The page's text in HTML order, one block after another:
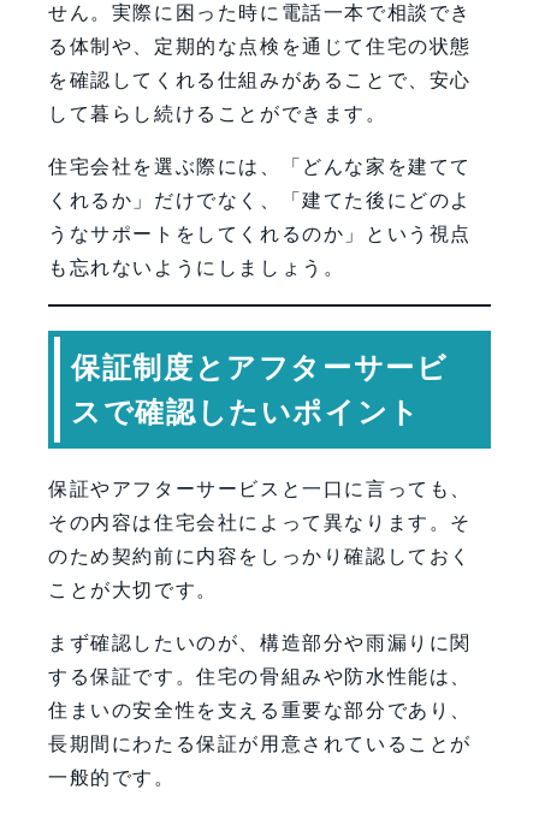
せん。実際に困った時に電話一本で相談でき
る体制や、定期的な点検を通じて住宅の状態
を確認してくれる仕組みがあることで、安心
して暮らし続けることができます。
住宅会社を選ぶ際には、「どんな家を建てて
くれるか」だけでなく、「建てた後にどのよ
うなサポートをしてくれるのか」という視点
も忘れないようにしましょう。
保証制度とアフターサービ
スで確認したいポイント
保証やアフターサービスと一口に言っても、
その内容は住宅会社によって異なります。そ
のため契約前に内容をしっかり確認しておく
ことが大切です。
まず確認したいのが、構造部分や雨漏りに関
する保証です。住宅の骨組みや防水性能は、
住まいの安全性を支える重要な部分であり、
長期間にわたる保証が用意されていることが
一般的です。